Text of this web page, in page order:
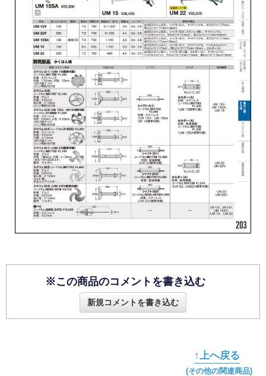
※この商品のコメントを書き込む
新規コメントを書き込む
↑上へ戻る
(その他の関連商品)